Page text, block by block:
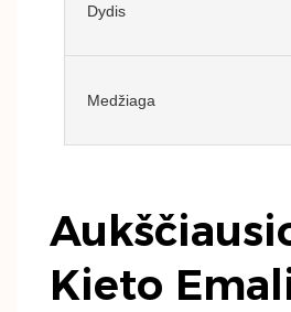
Dydis
Medžiaga
Kieto